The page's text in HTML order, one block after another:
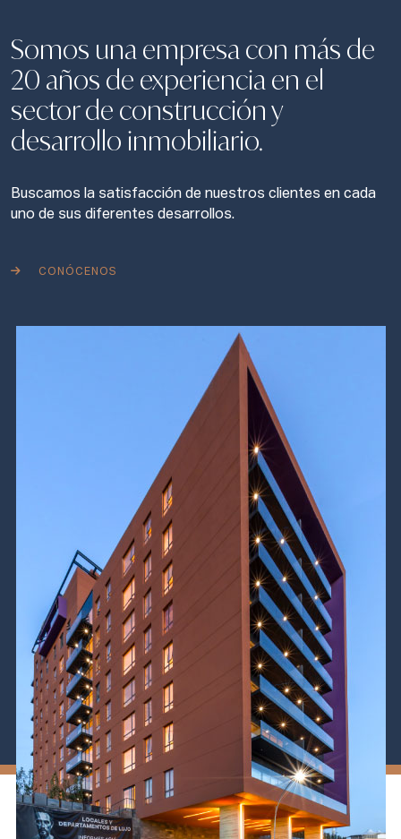
Somos una empresa con más de
20 años de experiencia en el
sector de construcción y
desarrollo inmobiliario.
Buscamos la satisfacción de nuestros clientes en cada
uno de sus diferentes desarrollos.
CONÓCENOS